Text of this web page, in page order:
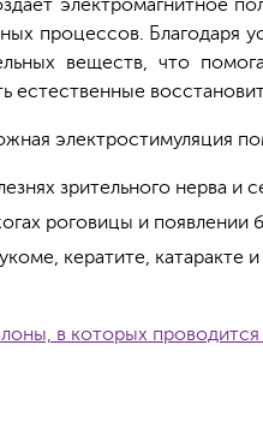
электромагнитное
процессов. Благодаря
веществ, что
естественные
электростимуляция
зрительного нерва и
роговицы и появлении
кератите, катаракте и
в которых